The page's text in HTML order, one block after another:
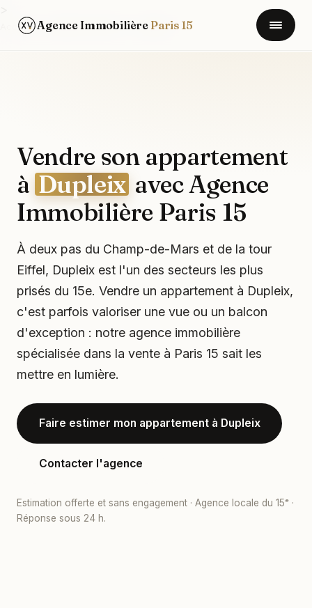
Agence Immobilière Paris 15
Accueil / Quartiers Paris 15 / Dupleix
Vendre son appartement
àDupleix avec Agence
Immobilière Paris 15
À deux pas du Champ-de-Mars et de la tour
Eiffel, Dupleix est l'un des secteurs les plus
prisés du 15e. Vendre un appartement à Dupleix,
c'est parfois valoriser une vue ou un balcon
d'exception : notre agence immobilière
spécialisée dans la vente à Paris 15 sait les
mettre en lumière.
Faire estimer mon appartement à Dupleix
Contacter l'agence
Estimation offerte et sans engagement · Agence locale du 15ᵉ ·
Réponse sous 24 h.